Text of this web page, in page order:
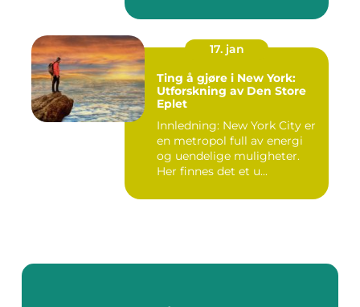
17. jan
Ting å gjøre i New York:
Utforskning av Den Store
Eplet
Innledning: New York City er
en metropol full av energi
og uendelige muligheter.
Her finnes det et u...